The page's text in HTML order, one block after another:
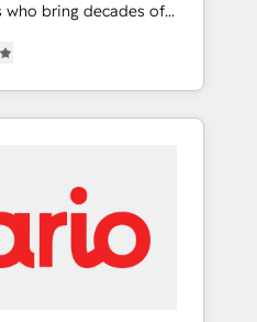
transformation,
rationale with a
in the power of
we embark on a
when?
who bring decades of
to our client
for a reason.
a decade of
They are
our customers grow
fit their unique
thrilled to have Blue